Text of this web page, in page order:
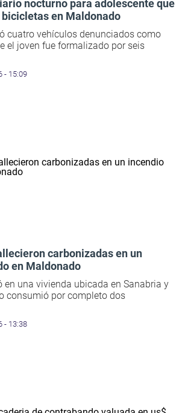
nocturno para adolescente que
en Maldonado
cuatro vehículos denunciados como
el joven fue formalizado por seis
- 15:09
carbonizadas en un
en Maldonado
en una vivienda ubicada en Sanabria y
consumió por completo dos
- 13:38